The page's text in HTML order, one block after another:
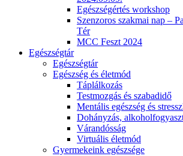
Egészségértés workshop
Szenzoros szakmai nap –
Tér
MCC Feszt 2024
Egészségtár
Egészségtár
Egészség és életmód
Táplálkozás
Testmozgás és szabadidő
Mentális egészség és
Dohányzás,
Várandósság
Virtuális életmód
Gyermekeink egészsége